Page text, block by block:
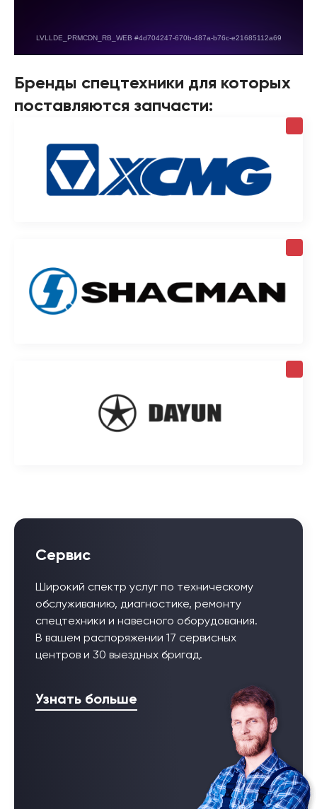
Бренды спецтехники для которых
поставляются запчасти:
Сервис
Широкий спектр услуг по техническому
обслуживанию, диагностике, ремонту
спецтехники и навесного оборудования.
В вашем распоряжении 17 сервисных
центров и 30 выездных бригад.
Узнать больше